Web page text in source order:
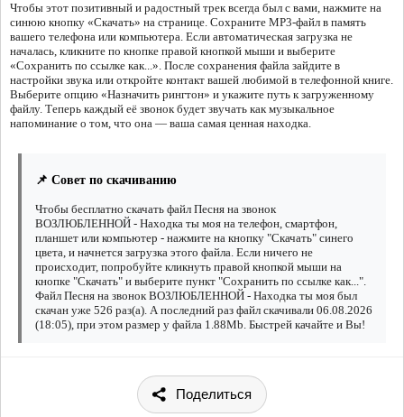
Чтобы этот позитивный и радостный трек всегда был с вами, нажмите на
синюю кнопку «Скачать» на странице. Сохраните MP3-файл в память
вашего телефона или компьютера. Если автоматическая загрузка не
началась, кликните по кнопке правой кнопкой мыши и выберите
«Сохранить по ссылке как...». После сохранения файла зайдите в
настройки звука или откройте контакт вашей любимой в телефонной книге.
Выберите опцию «Назначить рингтон» и укажите путь к загруженному
файлу. Теперь каждый её звонок будет звучать как музыкальное
напоминание о том, что она — ваша самая ценная находка.
📌 Совет по скачиванию
Чтобы бесплатно скачать файл Песня на звонок
ВОЗЛЮБЛЕННОЙ - Находка ты моя на телефон, смартфон,
планшет или компьютер - нажмите на кнопку "Скачать" синего
цвета, и начнется загрузка этого файла. Если ничего не
происходит, попробуйте кликнуть правой кнопкой мыши на
кнопке "Скачать" и выберите пункт "Сохранить по ссылке как...".
Файл Песня на звонок ВОЗЛЮБЛЕННОЙ - Находка ты моя был
скачан уже 526 раз(а). А последний раз файл скачивали 06.08.2026
(18:05), при этом размер у файла 1.88Mb. Быстрей качайте и Вы!
Поделиться